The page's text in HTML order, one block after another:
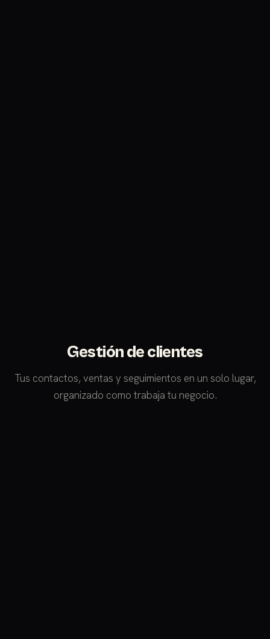
Gestión de clientes
Tus contactos, ventas y seguimientos en un solo lugar,
organizado como trabaja tu negocio.